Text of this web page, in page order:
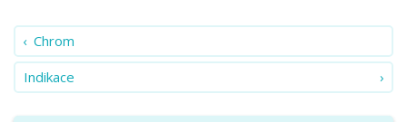
Chrom
Indikace